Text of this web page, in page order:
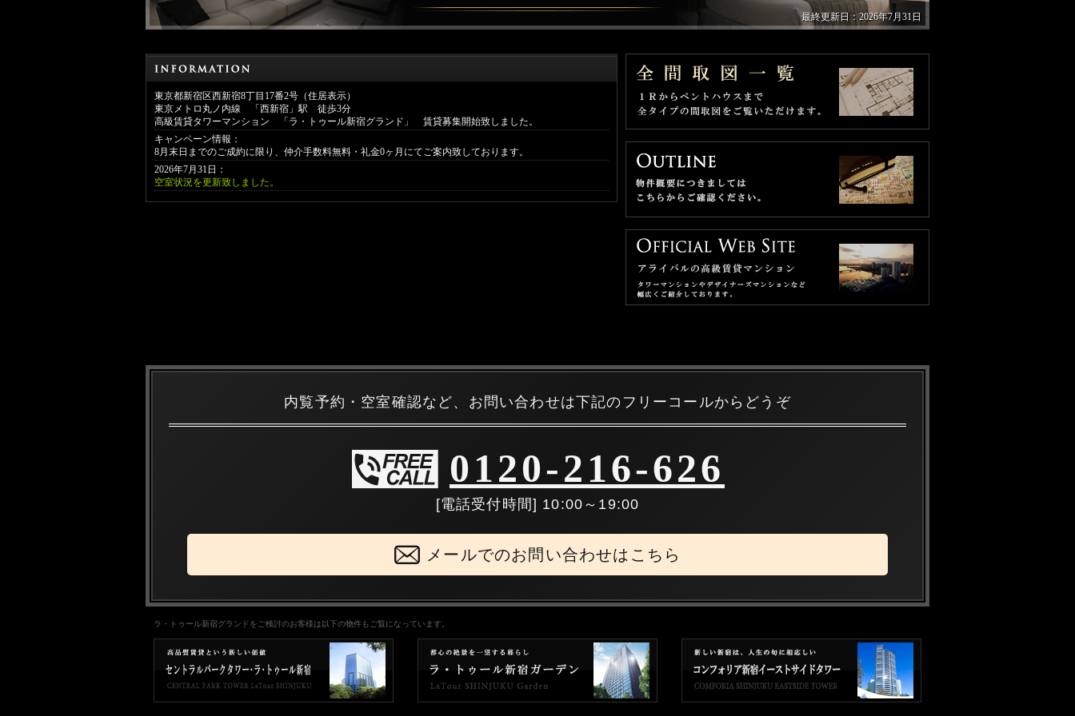
最終更新日：2026年7月31日
東京都新宿区西新宿8丁目17番2号（住居表示）
東京メトロ丸ノ内線 「西新宿」駅 徒歩3分
高級賃貸タワーマンション 「ラ・トゥール新宿グランド」 賃貸募集開始致しました。
キャンペーン情報：
8月末日までのご成約に限り、仲介手数料無料・礼金0ヶ月にてご案内致しております。
2026年7月31日：
空室状況を更新致しました。
内覧予約・空室確認など、お問い合わせは下記のフリーコールからどうぞ
0120-216-626
[電話受付時間] 10:00～19:00
メールでのお問い合わせはこちら
ラ・トゥール新宿グランドをご検討のお客様は以下の物件もご覧になっています。